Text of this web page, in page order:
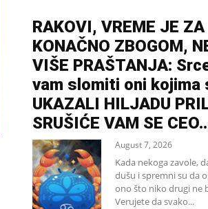
RAKOVI, VREME JE ZA
KONAČNO ZBOGOM,
VIŠE PRAŠTANJA:
vam slomiti oni kojima
UKAZALI HILJADU
SRUŠIĆE VAM SE
August 7, 2026
Kada nekoga zavole,
dušu i spremni su da
ono što niko drugi ne
Verujete da svako...